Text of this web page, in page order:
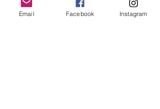
Notificar al estar disponible
Email Facebook Instagram